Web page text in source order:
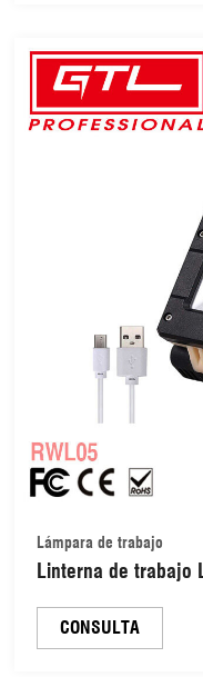
Lámpara de trabajo
Linterna de trabajo
superbrillante,
camping (RWL05)
CONSULTA